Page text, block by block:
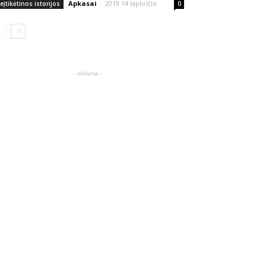
istorijos Apkasai - 2019 14 lapkričio 0
- reklama -